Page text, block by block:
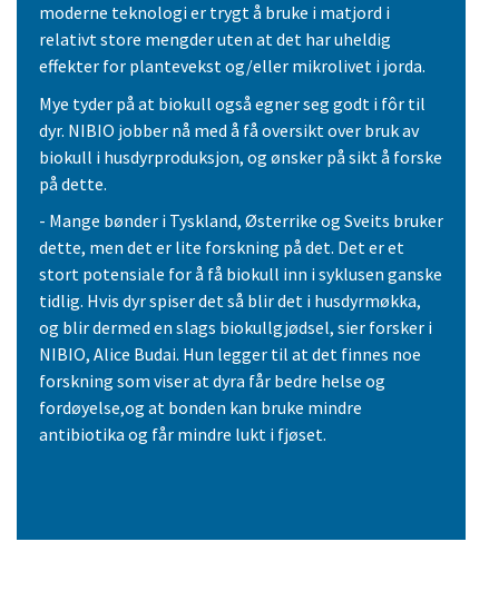
moderne teknologi er trygt å bruke i matjord i
relativt store mengder uten at det har uheldig
effekter for plantevekst og/eller mikrolivet i jorda.
Mye tyder på at biokull også egner seg godt i fôr til
dyr. NIBIO jobber nå med å få oversikt over bruk av
biokull i husdyrproduksjon, og ønsker på sikt å forske
på dette.
- Mange bønder i Tyskland, Østerrike og Sveits bruker
dette, men det er lite forskning på det. Det er et
stort potensiale for å få biokull inn i syklusen ganske
tidlig. Hvis dyr spiser det så blir det i husdyrmøkka,
og blir dermed en slags biokullgjødsel, sier forsker i
NIBIO, Alice Budai. Hun legger til at det finnes noe
forskning som viser at dyra får bedre helse og
fordøyelse,og at bonden kan bruke mindre
antibiotika og får mindre lukt i fjøset.